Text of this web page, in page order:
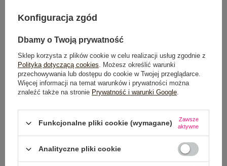
OPIS PRODUKTU
GŁÓWNE PARAMETRY
OPINIE O PRODUKCIE (0)
Konfiguracja zgód
Dbamy o Twoją prywatność
Sklep korzysta z plików cookie w celu realizacji usług zgodnie z
Polityką dotyczącą cookies. Możesz określić warunki
przechowywania lub dostępu do cookie w Twojej przeglądarce.
Więcej informacji na temat warunków i prywatności można
znaleźć także na stronie Prywatność i warunki Google.
Funkcjonalne pliki cookie (wymagane)
Zawsze
aktywne
Analityczne pliki cookie